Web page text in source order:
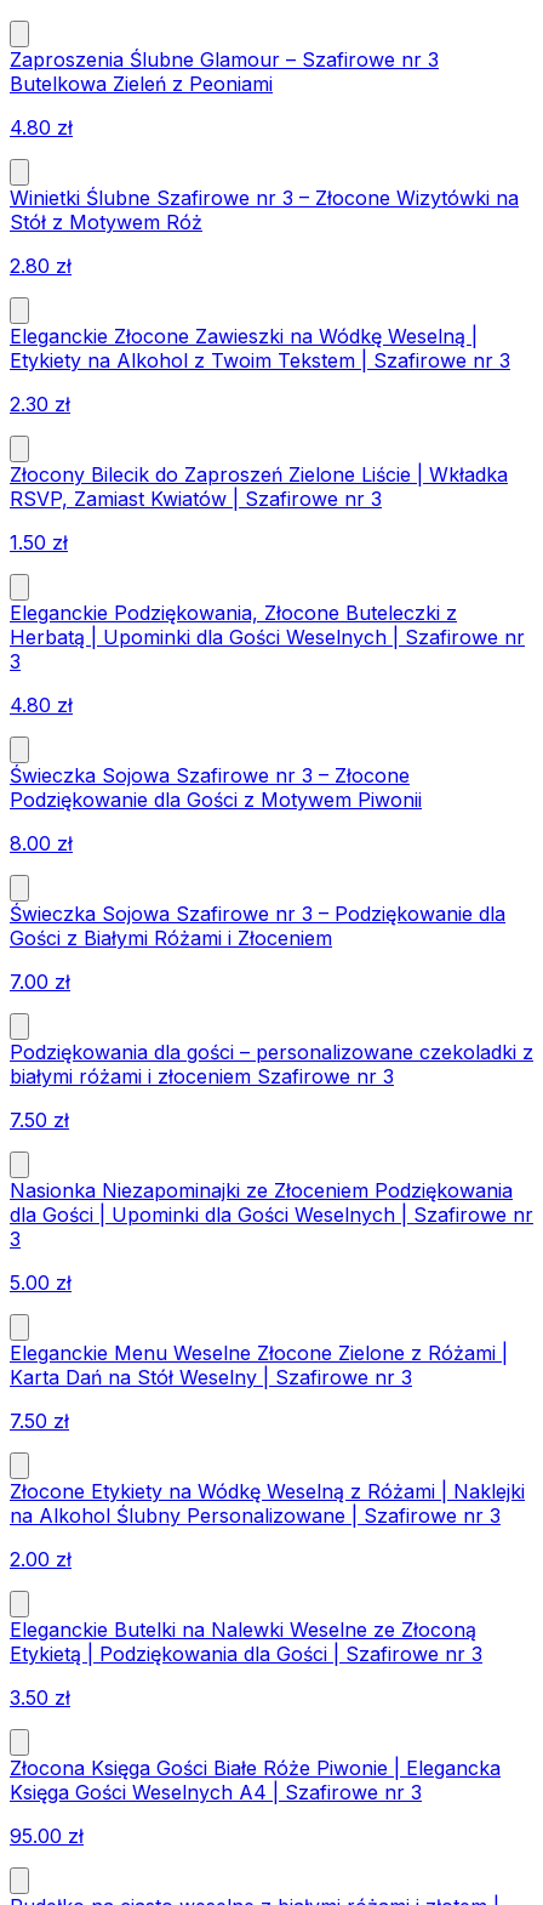
Zaproszenia Ślubne Glamour – Szafirowe nr 3
Butelkowa Zieleń z Peoniami
4.80 zł
Winietki Ślubne Szafirowe nr 3 – Złocone Wizytówki na
Stół z Motywem Róż
2.80 zł
Eleganckie Złocone Zawieszki na Wódkę Weselną |
Etykiety na Alkohol z Twoim Tekstem | Szafirowe nr 3
2.30 zł
Złocony Bilecik do Zaproszeń Zielone Liście | Wkładka
RSVP, Zamiast Kwiatów | Szafirowe nr 3
1.50 zł
Eleganckie Podziękowania, Złocone Buteleczki z
Herbatą | Upominki dla Gości Weselnych | Szafirowe nr
3
4.80 zł
Świeczka Sojowa Szafirowe nr 3 – Złocone
Podziękowanie dla Gości z Motywem Piwonii
8.00 zł
Świeczka Sojowa Szafirowe nr 3 – Podziękowanie dla
Gości z Białymi Różami i Złoceniem
7.00 zł
Podziękowania dla gości – personalizowane czekoladki z
białymi różami i złoceniem Szafirowe nr 3
7.50 zł
Nasionka Niezapominajki ze Złoceniem Podziękowania
dla Gości | Upominki dla Gości Weselnych | Szafirowe nr
3
5.00 zł
Eleganckie Menu Weselne Złocone Zielone z Różami |
Karta Dań na Stół Weselny | Szafirowe nr 3
7.50 zł
Złocone Etykiety na Wódkę Weselną z Różami | Naklejki
na Alkohol Ślubny Personalizowane | Szafirowe nr 3
2.00 zł
Eleganckie Butelki na Nalewki Weselne ze Złoconą
Etykietą | Podziękowania dla Gości | Szafirowe nr 3
3.50 zł
Złocona Księga Gości Białe Róże Piwonie | Elegancka
Księga Gości Weselnych A4 | Szafirowe nr 3
95.00 zł